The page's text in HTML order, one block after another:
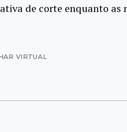
de corte enquanto as
VIRTUAL